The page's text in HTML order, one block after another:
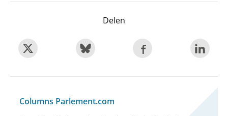
Delen
Columns Parlement.com